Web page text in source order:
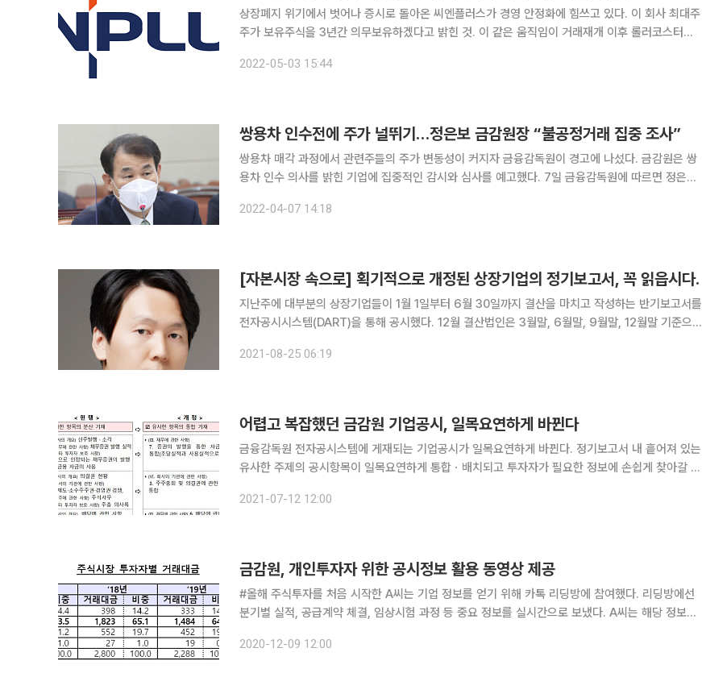
상장폐지 위기에서 벗어나 증시로 돌아온 씨엔플러스가 경영 안정화에 힘쓰고 있다. 이 회사 최대주
주가 보유주식을 3년간 의무보유하겠다고 밝힌 것. 이 같은 움직임이 거래재개 이후 롤러코스터를
레이용, 가전제품용으로 사용되는 커넥터를 생산, 판매하는 업체다. 커
2022-05-03 15:44
쌍용차 인수전에 주가 널뛰기…정은보 금감원장 “불공정거래 집중 조사”
쌍용차 매각 과정에서 관련주들의 주가 변동성이 커지자 금융감독원이 경고에 나섰다. 금감원은 쌍
용차 인수 의사를 밝힌 기업에 집중적인 감시와 심사를 예고했다. 7일 금융감독원에 따르면 정은보
“특정테마주에 대한 신속한 대응과 같은 차원에서 한국거래소 등 유관기관
2022-04-07 14:18
[자본시장 속으로] 획기적으로 개정된 상장기업의 정기보고서, 꼭 읽읍시다.
지난주에 대부분의 상장기업들이 1월 1일부터 6월 30일까지 결산을 마치고 작성하는 반기보고서를
전자공시시스템(DART)을 통해 공시했다. 12월 결산법인은 3월말, 6월말, 9월말, 12월말 기준으로
사업보고서는 각 기업들의 주주총회 1주일 전(보통
2021-08-25 06:19
어렵고 복잡했던 금감원 기업공시, 일목요연하게 바뀐다
금융감독원 전자공시스템에 게재되는 기업공시가 일목요연하게 바뀐다. 정기보고서 내 흩어져 있는
유사한 주제의 공시항목이 일목요연하게 통합ㆍ배치되고 투자자가 필요한 정보에 손쉽게 찾아갈 수
2021-07-12 12:00
금감원, 개인투자자 위한 공시정보 활용 동영상 제공
#올해 주식투자를 처음 시작한 A씨는 기업 정보를 얻기 위해 카톡 리딩방에 참여했다. 리딩방에선
분기별 실적, 공급계약 체결, 임상시험 과정 등 중요 정보를 실시간으로 보냈다. A씨는 해당 정보가
했다. 금융감독원이 '일반투자자를 위한 공시정보 활용방법'을 동
2020-12-09 12:00